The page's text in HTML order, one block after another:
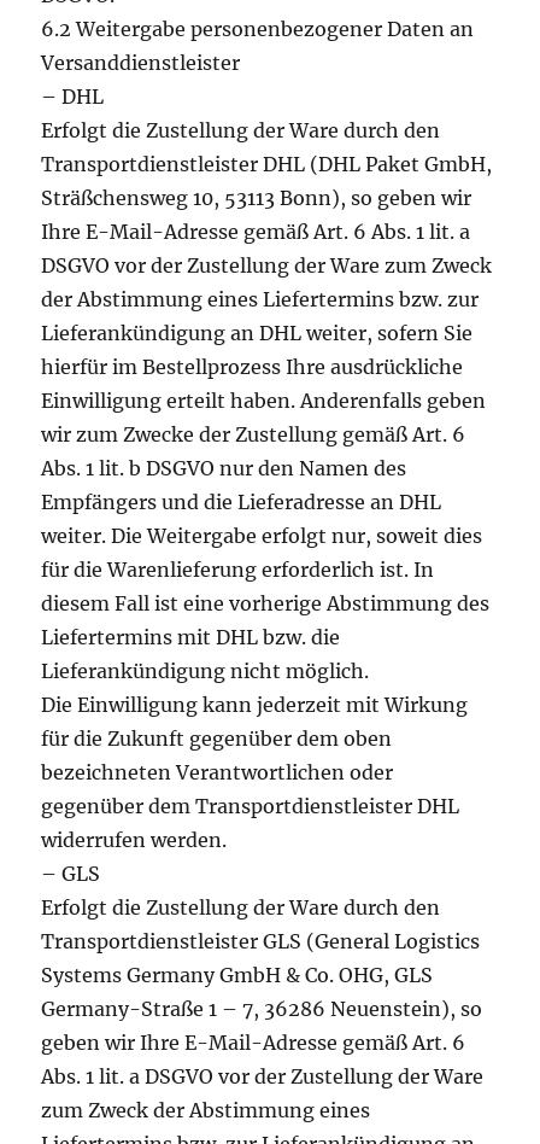
6.2 Weitergabe personenbezogener Daten an
Versanddienstleister
– DHL
Erfolgt die Zustellung der Ware durch den
Transportdienstleister DHL (DHL Paket GmbH,
Sträßchensweg 10, 53113 Bonn), so geben wir
Ihre E-Mail-Adresse gemäß Art. 6 Abs. 1 lit. a
DSGVO vor der Zustellung der Ware zum Zweck
der Abstimmung eines Liefertermins bzw. zur
Lieferankündigung an DHL weiter, sofern Sie
hierfür im Bestellprozess Ihre ausdrückliche
Einwilligung erteilt haben. Anderenfalls geben
wir zum Zwecke der Zustellung gemäß Art. 6
Abs. 1 lit. b DSGVO nur den Namen des
Empfängers und die Lieferadresse an DHL
weiter. Die Weitergabe erfolgt nur, soweit dies
für die Warenlieferung erforderlich ist. In
diesem Fall ist eine vorherige Abstimmung des
Liefertermins mit DHL bzw. die
Lieferankündigung nicht möglich.
Die Einwilligung kann jederzeit mit Wirkung
für die Zukunft gegenüber dem oben
bezeichneten Verantwortlichen oder
gegenüber dem Transportdienstleister DHL
widerrufen werden.
– GLS
Erfolgt die Zustellung der Ware durch den
Transportdienstleister GLS (General Logistics
Systems Germany GmbH & Co. OHG, GLS
Germany-Straße 1 – 7, 36286 Neuenstein), so
geben wir Ihre E-Mail-Adresse gemäß Art. 6
Abs. 1 lit. a DSGVO vor der Zustellung der Ware
zum Zweck der Abstimmung eines